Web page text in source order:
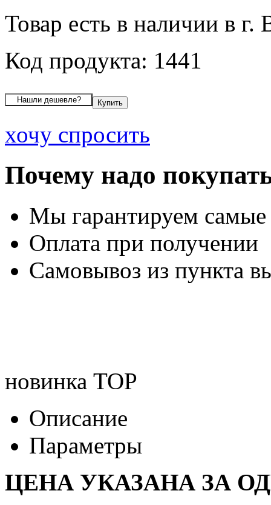
Товар есть в наличии в г.
Код продукта: 1441
хочу спросить
Почему надо
Мы гарантируем
Оплата при получении
Самовывоз из пункта
новинка TOP
Описание
Параметры
ЦЕНА УКАЗАНА ЗА